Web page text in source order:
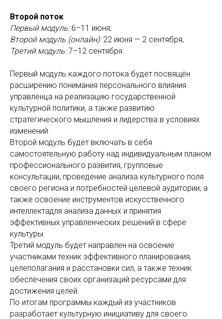
Второй поток
Первый модуль:6–11 июня;
Второй модуль (онлайн):22 июня — 2 сентября;
Третий модуль:7–12 сентября.
Первый модуль каждого потока будет посвящён
расширению понимания персонального влияния
управленца на реализацию государственной
культурной политики, а также развитию
стратегического мышления и лидерства в условиях
изменений.
Второй модуль будет включать в себя
самостоятельную работу над индивидуальным планом
профессионального развития, групповые
консультации, проведение анализа культурного поля
своего региона и потребностей целевой аудитории, а
также освоение инструментов искусственного
интеллектадля анализа данных и принятия
эффективных управленческих решений в сфере
культуры.
Третий модуль будет направлен на освоение
участниками техник эффективного планирования,
целеполагания и расстановки сил, а также техник
обеспечения своих организаций ресурсами для
достижения целей.
По итогам программы каждый из участников
разработает культурную инициативу для своего